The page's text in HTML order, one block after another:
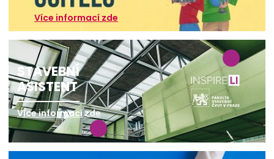
Více informací zde
STAVEBNÍ
ASISTENT
Více informací zde